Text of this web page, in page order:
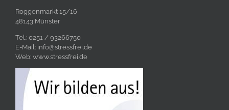
Roggenmarkt 15/16
48143 Münster
Tel.: 0251 / 93266750
E-Mail: info@stressfrei.de
Web: www.stressfrei.de